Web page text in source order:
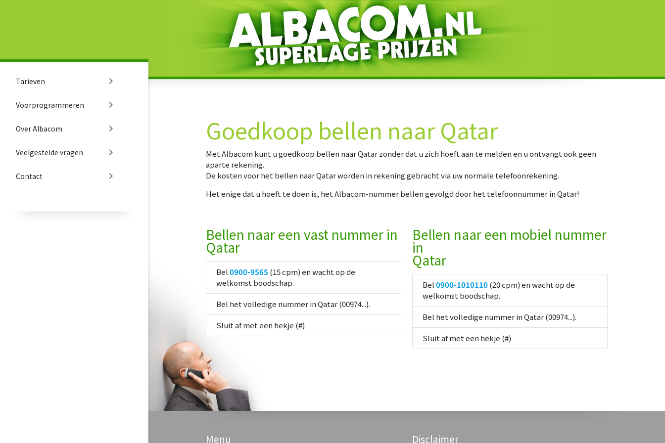
Tarieven chevron_right
Voorprogrammeren chevron_right
Over Albacom chevron_right
Veelgestelde vragen chevron_right
Contact chevron_right
Goedkoop bellen naar Qatar
Met Albacom kunt ugoedkoop bellen naar Qatarzonder dat u zich hoeft aan te melden en u ontvangt ook geen
aparte rekening.
De kosten voor het bellen naar Qatar worden in rekening gebracht via uw normale telefoonrekening.
Het enige dat u hoeft te doen is, het Albacom-nummer bellen gevolgd door het telefoonnummer in Qatar!
Bellen naar een vast nummer in
Qatar
Bel0900-9565 (15 cpm) en wacht op de
welkomst boodschap.
Bel het volledige nummer in Qatar (00974...).
Sluit af met een hekje (#)
Bellen naar een mobiel nummer
in
Qatar
Bel0900-1010110(20 cpm) en wacht op de
welkomst boodschap.
Bel het volledige nummer in Qatar (00974...).
Sluit af met een hekje (#)
Menu Disclaimer